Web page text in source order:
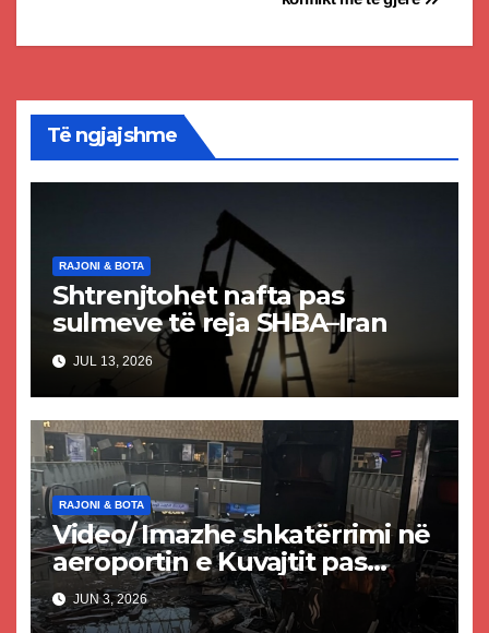
Të ngjajshme
RAJONI & BOTA
Shtrenjtohet nafta pas
sulmeve të reja SHBA–Iran
JUL 13, 2026
RAJONI & BOTA
Video/ Imazhe shkatërrimi në
aeroportin e Kuvajtit pas
sulmit iranian, një i vdekur
dhe shumë të plagosur
JUN 3, 2026